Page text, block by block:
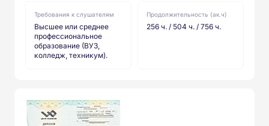
Требования к слушателям
Высшее или среднее
профессиональное
образование (ВУЗ,
колледж, техникум).
Продолжительность (ак.ч)
256 ч. / 504 ч. / 756 ч.